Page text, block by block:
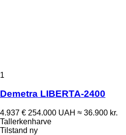
1
Demetra LIBERTA-2400
4.937 € 254.000 UAH ≈ 36.900 kr.
Tallerkenharve
Tilstand ny